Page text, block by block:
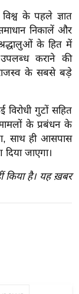
के पहले ज्ञात
निकालें और
के हित में
उपलब्ध कराने की
के सबसे बड़े
गुटों सहित
के प्रबंधन के
साथ ही आसपास
जाएगा।
किया है। यह ख़बर